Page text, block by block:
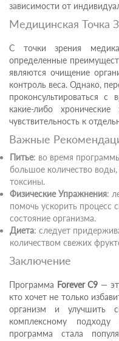
зависимости от
Медицинская Точка
С точки зрения
определенные
являются очищение
контроль веса. Однако,
проконсультироваться
какие-либо
чувствительность к
Важные
Питье: во время
большое количество
токсины.
Физические Упражнения:
помочь ускорить процесс
состояние организма.
Диета: следует
количеством свежих
Заключение
Программа Forever C9 —
кто хочет не только
организм и улучшить
комплексному подходу
программа стала